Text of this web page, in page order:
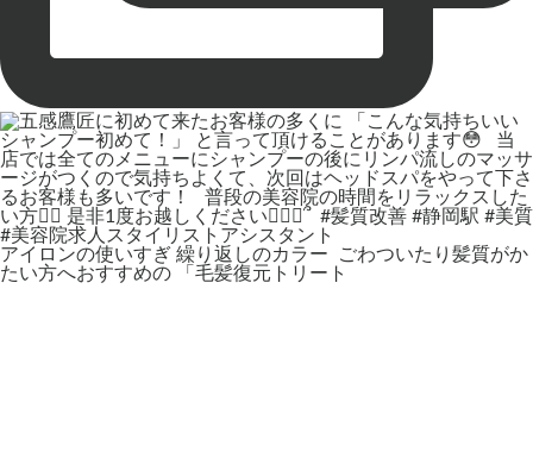
アイロンの使いすぎ 繰り返しのカラー ⁡ ごわついたり髪質がか
たい方へおすすめの 「毛髪復元トリート